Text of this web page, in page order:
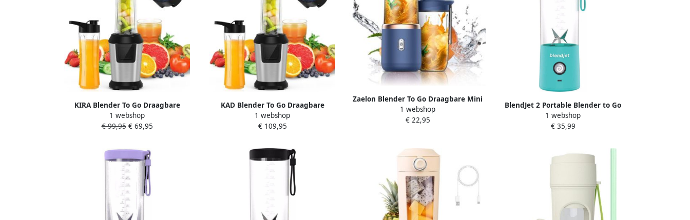
KIRA Blender To Go Draagbare
Smoothie Blender Krachtige Smoothie
Maker Zilver Zwart 35cm x 10cm x
1 webshop
€ 99,95€ 69,95
KAD Blender To Go Draagbare
Smoothie Blender Krachtige Smoothie
Maker Zilver Zwart 35cm x 10cm x
1 webshop
€ 109,95
Zaelon Blender To Go Draagbare Mini
Blender Smoothie USB Oplaadbaar
Draadloos Compact Mini smoothie
1 webshop
€ 22,95
BlendJet 2 Portable Blender to Go
Draadloze blender Draagbare blender
Smoothie maker USB-C Oplaadbaar 475
1 webshop
€ 35,99